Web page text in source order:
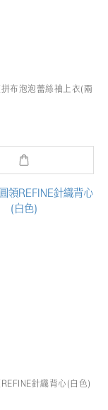
布泡泡蕾絲袖上衣(兩
針織背心(白色)